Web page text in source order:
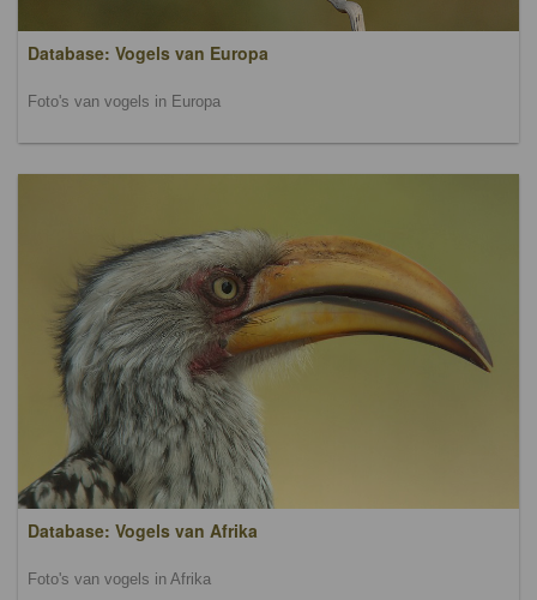
Database: Vogels van Europa
Foto's van vogels in Europa
Database: Vogels van Afrika
Foto's van vogels in Afrika